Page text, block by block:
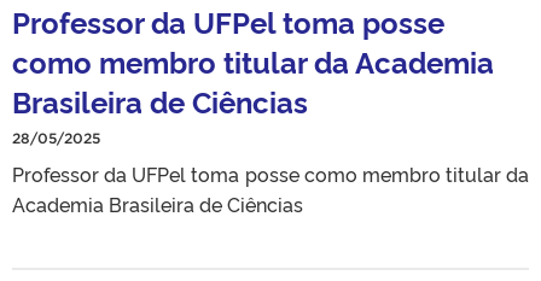
Professor da UFPel toma posse
como membro titular da Academia
Brasileira de Ciências
28/05/2025
Professor da UFPel toma posse como membro titular da
Academia Brasileira de Ciências